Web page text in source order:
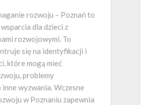
rozwoju – Poznań to
dla dzieci z
rozwojowymi. To
się na identyfikacji i
które mogą mieć
problemy
wyzwania. Wczesne
w Poznaniu zapewnia